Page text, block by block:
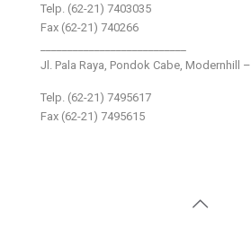
Telp. (62-21) 7403035
Fax (62-21) 740266
Jl. Pala Raya, Pondok Cabe, Modernhill
Telp. (62-21) 7495617
Fax (62-21) 7495615